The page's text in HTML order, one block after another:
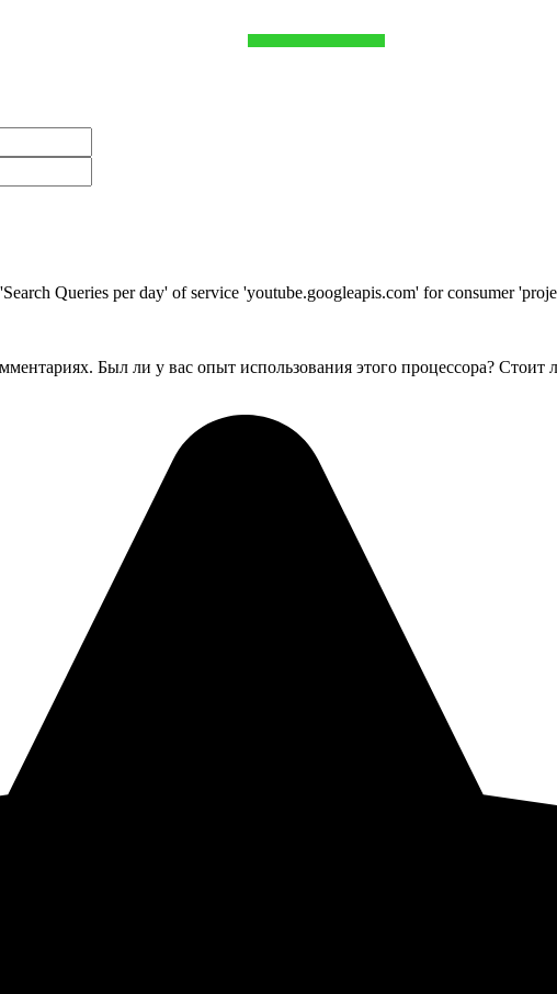
Queries per day' of service 'youtube.googleapis.com' for consumer
Был ли у вас опыт использования этого процессора? Стоит